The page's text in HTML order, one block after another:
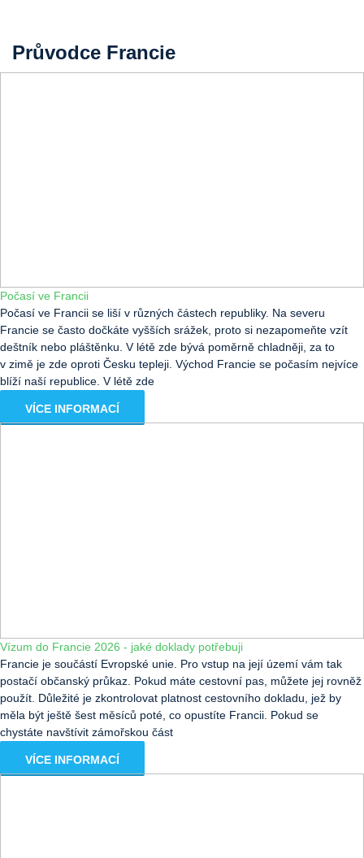
Průvodce Francie
Počasí ve Francii
Počasí ve Francii se liší v různých částech republiky. Na severu
Francie se často dočkáte vyšších srážek, proto si nezapomeňte vzít
deštník nebo pláštěnku. V létě zde bývá poměrně chladněji, za to
v zimě je zde oproti Česku tepleji. Východ Francie se počasím nejvíce
blíží naší republice. V létě zde
VÍCE INFORMACÍ
Vízum do Francie 2026 - jaké doklady potřebuji
Francie je součástí Evropské unie. Pro vstup na její území vám tak
postačí občanský průkaz. Pokud máte cestovní pas, můžete jej rovněž
použít. Důležité je zkontrolovat platnost cestovního dokladu, jež by
měla být ještě šest měsíců poté, co opustíte Francii. Pokud se
chystáte navštívit zámořskou část
VÍCE INFORMACÍ